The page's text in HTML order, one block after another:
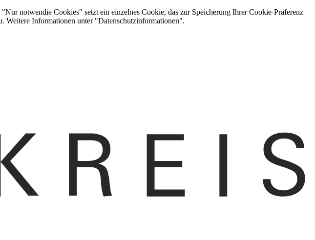
notwendie Cookies" setzt ein einzelnes Cookie, das zur Speicherung Ihrer Cookie-Präferenz
Weitere Informationen unter "Datenschutzinformationen".